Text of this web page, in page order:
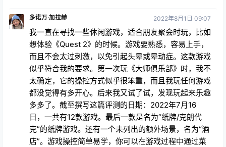
多诺万·加拉赫 2022年8月1日 09:07
我一直在寻找一些休闲游戏，适合朋友聚会时玩，比如
想体验《Quest 2》的时候。游戏要熟悉，容易上手，
而且不会太过刺激，以免引起头晕或晕动症。这款游戏
似乎符合我的要求。第一次玩《大师俱乐部》时，我不
太确定，它的操控方式似乎很笨重，而且我玩任何游戏
都没觉得有多开心。后来我又试了试，发现玩起来乐趣
多多了。截至撰写这篇评测的日期：2022年7月16
日，一共有12款游戏。最后一款是名为“纸牌/克朗代
克”的纸牌游戏。还有一个未列出的额外场景，名为“酒
店”。游戏操控简单易学，你可以在游戏过程中通过菜